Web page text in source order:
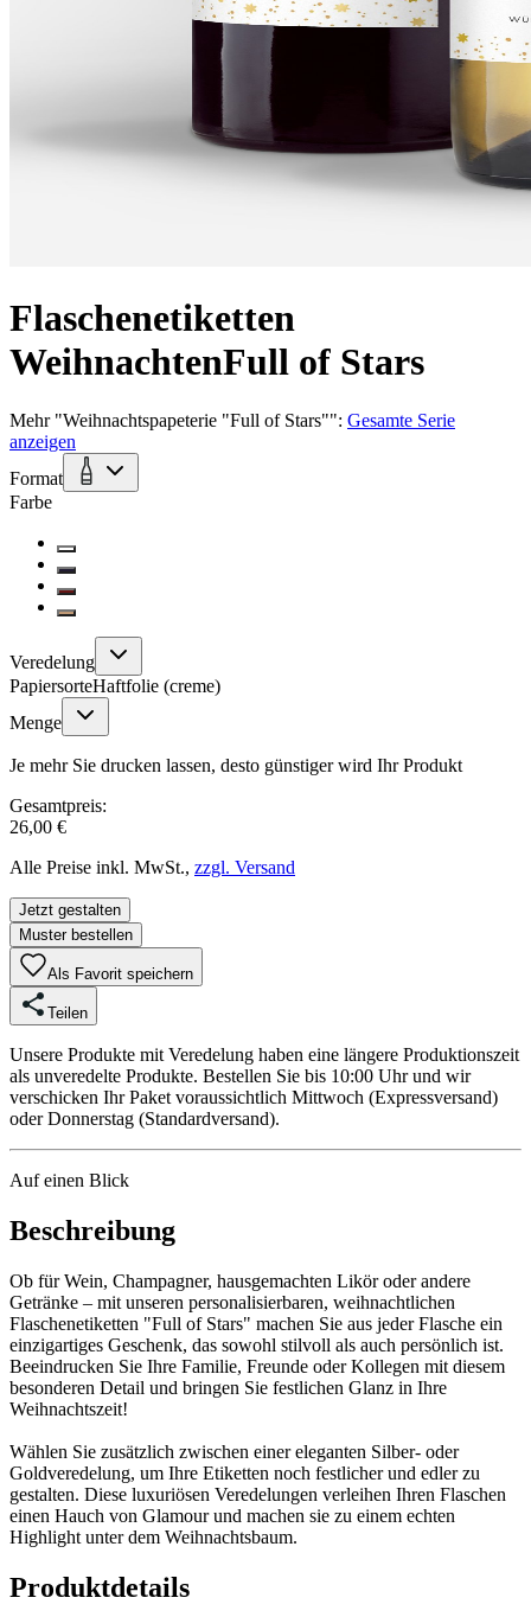
Flaschenetiketten
WeihnachtenFull of Stars
Mehr"Weihnachtspapeterie "Full of Stars"": Gesamte Serie
anzeigen
Format
Farbe
Veredelung
PapiersorteHaftfolie (creme)
Menge
Je mehr Sie drucken lassen, desto günstiger wird Ihr Produkt
Gesamtpreis:
26,00 €
Alle Preise inkl. MwSt., zzgl. Versand
Jetzt gestalten
Muster bestellen
Als Favorit speichern
Teilen
Unsere Produkte mit Veredelung haben eine längere Produktionszeit
als unveredelte Produkte. Bestellen Sie bis 10:00 Uhr und wir
verschicken Ihr Paket voraussichtlich Mittwoch (Expressversand)
oder Donnerstag (Standardversand).
Auf einen Blick
Beschreibung
Ob für Wein, Champagner, hausgemachten Likör oder andere
Getränke – mit unseren personalisierbaren, weihnachtlichen
Flaschenetiketten "Full of Stars" machen Sie aus jeder Flasche ein
einzigartiges Geschenk, das sowohl stilvoll als auch persönlich ist.
Beeindrucken Sie Ihre Familie, Freunde oder Kollegen mit diesem
besonderen Detail und bringen Sie festlichen Glanz in Ihre
Weihnachtszeit!
Wählen Sie zusätzlich zwischen einer eleganten Silber- oder
Goldveredelung, um Ihre Etiketten noch festlicher und edler zu
gestalten. Diese luxuriösen Veredelungen verleihen Ihren Flaschen
einen Hauch von Glamour und machen sie zu einem echten
Highlight unter dem Weihnachtsbaum.
Produktdetails